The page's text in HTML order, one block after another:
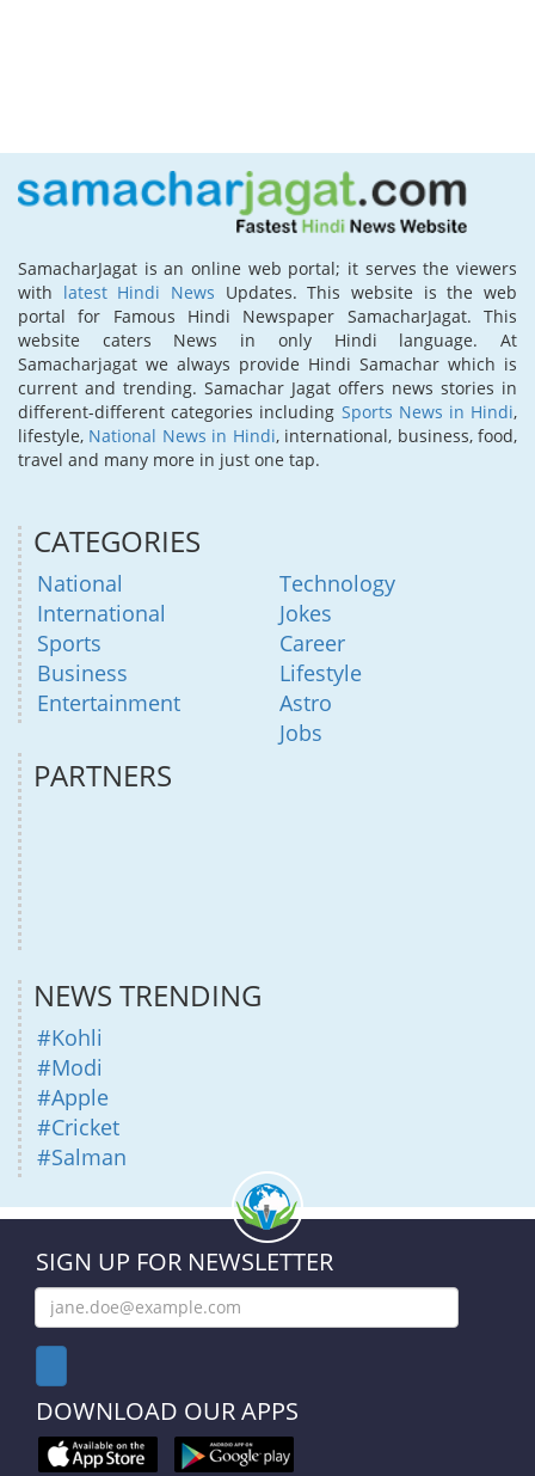
SamacharJagat is an online web portal; it serves the viewers
with latest Hindi News Updates. This website is the web
portal for Famous Hindi Newspaper SamacharJagat. This
website caters News in only Hindi language. At
Samacharjagat we always provide Hindi Samachar which is
current and trending. Samachar Jagat offers news stories in
different-different categories including Sports News in Hindi,
lifestyle, National News in Hindi, international, business, food,
travel and many more in just one tap.
CATEGORIES
National
International
Sports
Business
Entertainment
Technology
Jokes
Career
Lifestyle
Astro
Jobs
PARTNERS
NEWS TRENDING
#Kohli
#Modi
#Apple
#Cricket
#Salman
SIGN UP FOR NEWSLETTER
DOWNLOAD OUR APPS